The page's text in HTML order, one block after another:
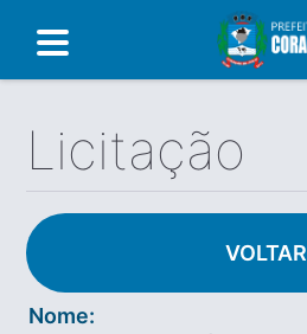
Licitação
VOLTAR
Nome: